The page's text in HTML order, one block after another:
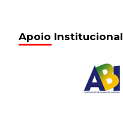
Apoio Institucional